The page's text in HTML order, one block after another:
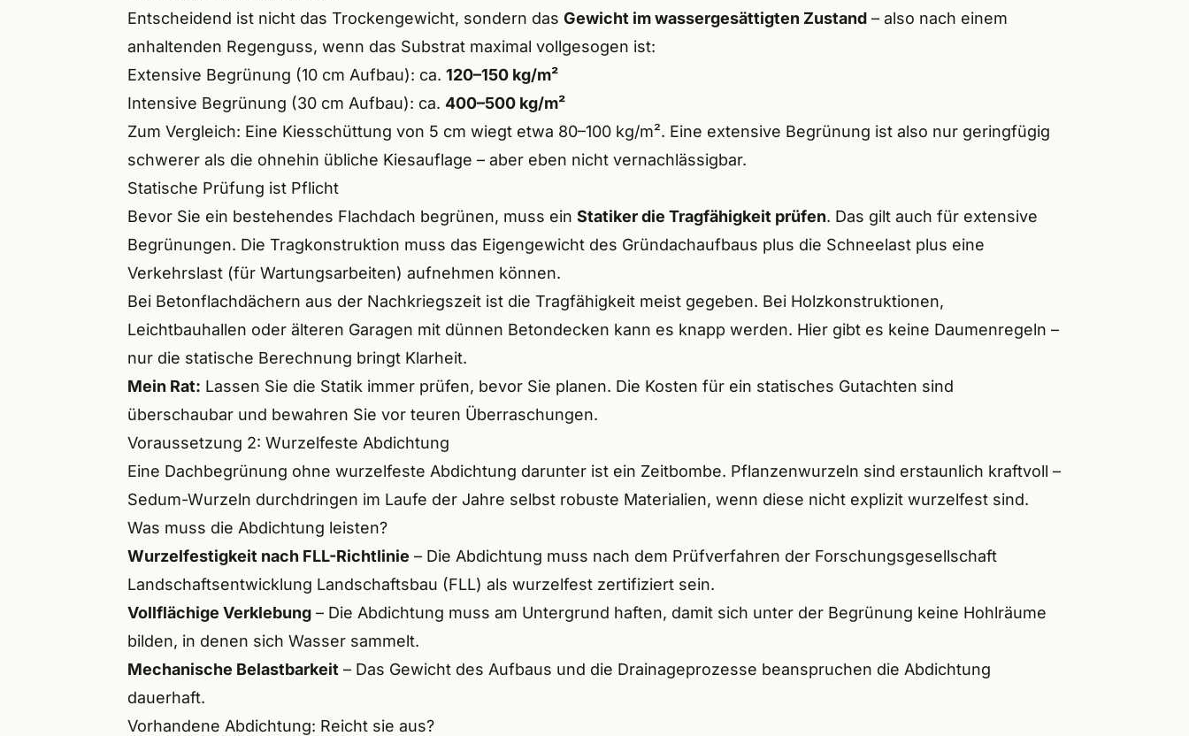
Eckental
Schwaig bei Nürnberg
Neunkirchen am Sand
Leinburg
Forchheim
Höchstadt a.d.Aisch
Neumarkt i.d.Opf.
Allersberg
Hilpoltstein
Georgensgmünd
Abenberg
Windsbach
Schnaittach
Spalt
Entscheidend ist nicht das Trockengewicht, sondern das Gewicht im wassergesättigten Zustand – also nach einem
anhaltenden Regenguss, wenn das Substrat maximal vollgesogen ist:
Extensive Begrünung (10 cm Aufbau): ca. 120–150 kg/m²
Intensive Begrünung (30 cm Aufbau): ca. 400–500 kg/m²
Zum Vergleich: Eine Kiesschüttung von 5 cm wiegt etwa 80–100 kg/m². Eine extensive Begrünung ist also nur geringfügig
schwerer als die ohnehin übliche Kiesauflage – aber eben nicht vernachlässigbar.
Statische Prüfung ist Pflicht
Bevor Sie ein bestehendes Flachdach begrünen, muss ein Statiker die Tragfähigkeit prüfen. Das gilt auch für extensive
Begrünungen. Die Tragkonstruktion muss das Eigengewicht des Gründachaufbaus plus die Schneelast plus eine
Verkehrslast (für Wartungsarbeiten) aufnehmen können.
Bei Betonflachdächern aus der Nachkriegszeit ist die Tragfähigkeit meist gegeben. Bei Holzkonstruktionen,
Leichtbauhallen oder älteren Garagen mit dünnen Betondecken kann es knapp werden. Hier gibt es keine Daumenregeln –
nur die statische Berechnung bringt Klarheit.
Mein Rat: Lassen Sie die Statik immer prüfen, bevor Sie planen. Die Kosten für ein statisches Gutachten sind
überschaubar und bewahren Sie vor teuren Überraschungen.
Voraussetzung 2: Wurzelfeste Abdichtung
Eine Dachbegrünung ohne wurzelfeste Abdichtung darunter ist ein Zeitbombe. Pflanzenwurzeln sind erstaunlich kraftvoll –
Sedum-Wurzeln durchdringen im Laufe der Jahre selbst robuste Materialien, wenn diese nicht explizit wurzelfest sind.
Was muss die Abdichtung leisten?
Wurzelfestigkeit nach FLL-Richtlinie – Die Abdichtung muss nach dem Prüfverfahren der Forschungsgesellschaft
Landschaftsentwicklung Landschaftsbau (FLL) als wurzelfest zertifiziert sein.
Vollflächige Verklebung – Die Abdichtung muss am Untergrund haften, damit sich unter der Begrünung keine Hohlräume
bilden, in denen sich Wasser sammelt.
Mechanische Belastbarkeit – Das Gewicht des Aufbaus und die Drainageprozesse beanspruchen die Abdichtung
dauerhaft.
Vorhandene Abdichtung: Reicht sie aus?